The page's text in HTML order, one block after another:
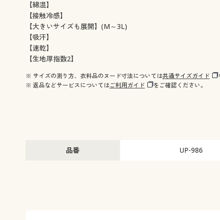
【綿混】
【接触冷感】
【大きいサイズも展開】(M～3L)
【吸汗】
【速乾】
【生地厚指数2】
※ サイズの測り方、衣料品のヌード寸法については共通サイズガイド
※ 返品などサービスについてはご利用ガイド をご確認ください。
品番 UP-986